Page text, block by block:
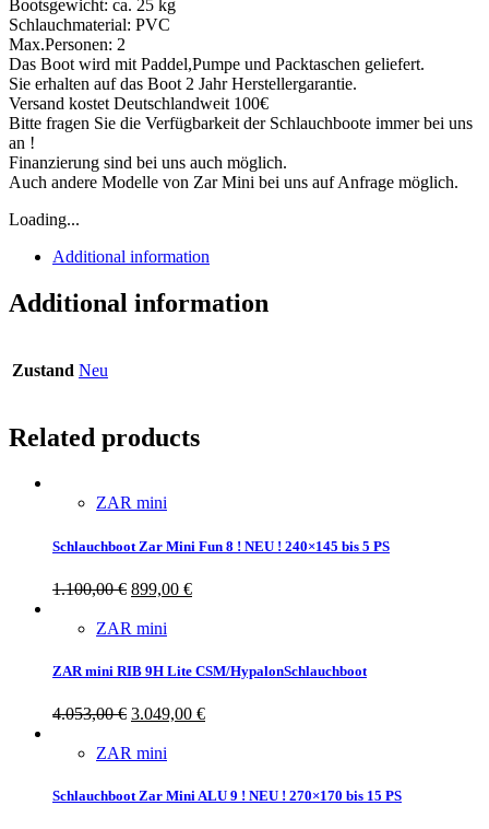
Bootsgewicht: ca. 25 kg
Schlauchmaterial: PVC
Max.Personen: 2
Das Boot wird mit Paddel,Pumpe und Packtaschen geliefert.
Sie erhalten auf das Boot 2 Jahr Herstellergarantie.
Versand kostet Deutschlandweit 100€
Bitte fragen Sie die Verfügbarkeit der Schlauchboote immer bei uns
an !
Finanzierung sind bei uns auch möglich.
Auch andere Modelle von Zar Mini bei uns auf Anfrage möglich.
Loading...
Additional information
Additional information
Zustand Neu
Related products
ZAR mini
Schlauchboot Zar Mini Fun 8 ! NEU ! 240×145 bis 5 PS
1.100,00€ 899,00 €
ZAR mini
ZAR mini RIB 9H Lite CSM/HypalonSchlauchboot
4.053,00€ 3.049,00 €
ZAR mini
Schlauchboot Zar Mini ALU 9 ! NEU ! 270×170 bis 15 PS